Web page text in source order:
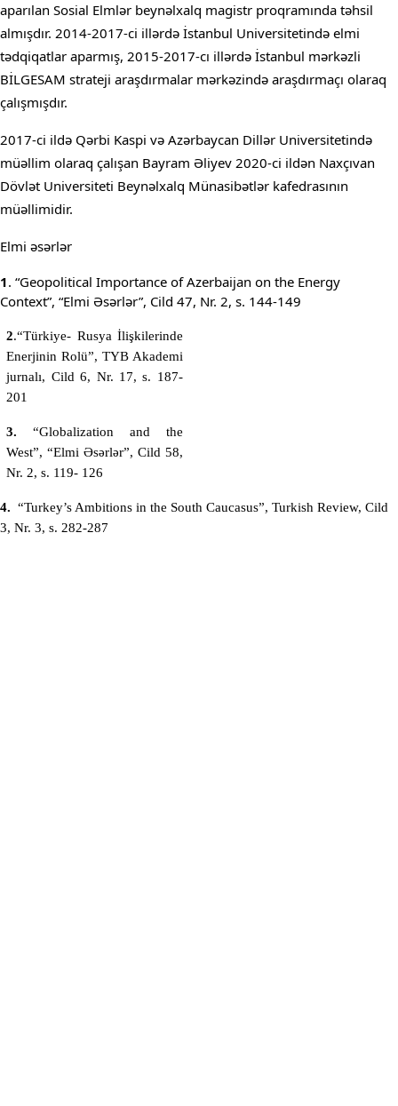
aparılan Sosial Elmlər beynəlxalq magistr proqramında təhsil
almışdır. 2014-2017-ci illərdə İstanbul Universitetində elmi
tədqiqatlar aparmış, 2015-2017-cı illərdə İstanbul mərkəzli
BİLGESAM strateji araşdırmalar mərkəzində araşdırmaçı olaraq
çalışmışdır.
2017-ci ildə Qərbi Kaspi və Azərbaycan Dillər Universitetində
müəllim olaraq çalışan Bayram Əliyev 2020-ci ildən Naxçıvan
Dövlət Universiteti Beynəlxalq Münasibətlər kafedrasının
müəllimidir.
Elmi əsərlər
1. “Geopolitical Importance of Azerbaijan on the Energy
Context”, “Elmi Əsərlər”, Cild 47, Nr. 2, s. 144-149
2.“Türkiye- Rusya İlişkilerinde
Enerjinin Rolü”, TYB Akademi
jurnalı, Cild 6, Nr. 17, s. 187-
201
3.“Globalization and the
West”, “Elmi Əsərlər”, Cild 58,
Nr. 2, s. 119- 126
4. “Turkey’s Ambitions in the South Caucasus”, Turkish Review, Cild
3, Nr. 3, s. 282-287